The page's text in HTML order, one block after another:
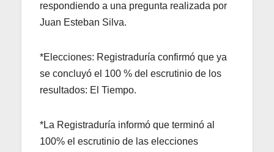
respondiendo a una pregunta realizada por
Juan Esteban Silva.
*Elecciones: Registraduría confirmó que ya
se concluyó el 100 % del escrutinio de los
resultados: El Tiempo.
*La Registraduría informó que terminó al
100% el escrutinio de las elecciones